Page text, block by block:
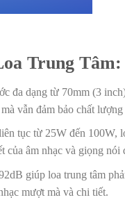
Trung Tâm:
đa dạng từ 70mm (3
vẫn đảm bảo chất
tục từ 25W đến 100W,
của âm nhạc và giọng
giúp loa trung tâm
mượt mà và chi tiết.